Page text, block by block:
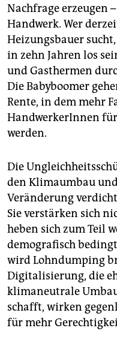
Nachfrage erzeugen
Handwerk. Wer
Heizungsbauer
in zehn Jahren los
und Gasthermen
Die Babyboomer
Rente, in dem mehr
HandwerkerInnen
werden.
Die
den Klimaumbau
Veränderung
Sie verstärken sich
heben sich zum Teil
demografisch
wird Lohndumping
Digitalisierung, die
klimaneutrale
schafft, wirken
für mehr